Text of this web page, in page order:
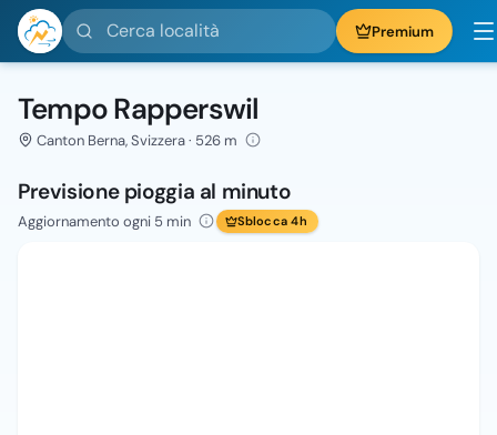
Cerca località Premium
Tempo Rapperswil
Canton Berna, Svizzera · 526 m
Previsione pioggia al minuto
Aggiornamento ogni 5 min Sblocca 4h